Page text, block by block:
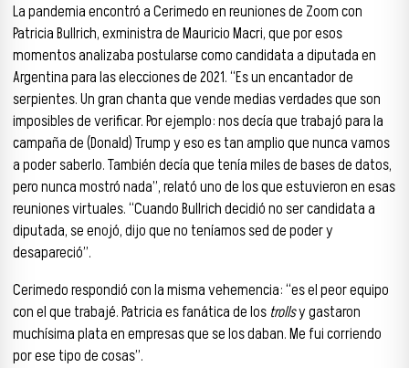
La pandemia encontró a Cerimedo en reuniones de Zoom con
Patricia Bullrich, exministra de Mauricio Macri, que por esos
momentos analizaba postularse como candidata a diputada en
Argentina para las elecciones de 2021. “Es un encantador de
serpientes. Un gran chanta que vende medias verdades que son
imposibles de verificar. Por ejemplo: nos decía que trabajó para la
campaña de (Donald) Trump y eso es tan amplio que nunca vamos
a poder saberlo. También decía que tenía miles de bases de datos,
pero nunca mostró nada”, relató uno de los que estuvieron en esas
reuniones virtuales. “Cuando Bullrich decidió no ser candidata a
diputada, se enojó, dijo que no teníamos sed de poder y
desapareció”.
Cerimedo respondió con la misma vehemencia: “es el peor equipo
con el que trabajé. Patricia es fanática de los trollsy gastaron
muchísima plata en empresas que se los daban. Me fui corriendo
por ese tipo de cosas”.